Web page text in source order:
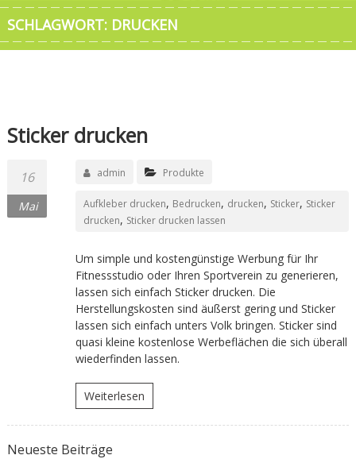
SCHLAGWORT: DRUCKEN
Sticker drucken
16
Mai
admin Produkte
Aufkleber drucken, Bedrucken, drucken, Sticker, Sticker
drucken, Sticker drucken lassen
Um simple und kostengünstige Werbung für Ihr
Fitnessstudio oder Ihren Sportverein zu generieren,
lassen sich einfach Sticker drucken. Die
Herstellungskosten sind äußerst gering und Sticker
lassen sich einfach unters Volk bringen. Sticker sind
quasi kleine kostenlose Werbeflächen die sich überall
wiederfinden lassen.
Weiterlesen
Neueste Beiträge